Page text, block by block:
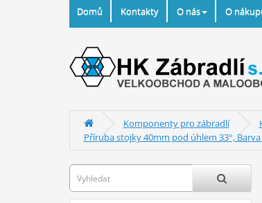
Domů Kontakty O nás O
Komponenty pro zábradlí
Příruba stojky 40mm pod úhlem 33°,